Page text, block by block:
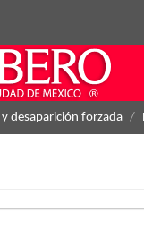
desaparición forzada